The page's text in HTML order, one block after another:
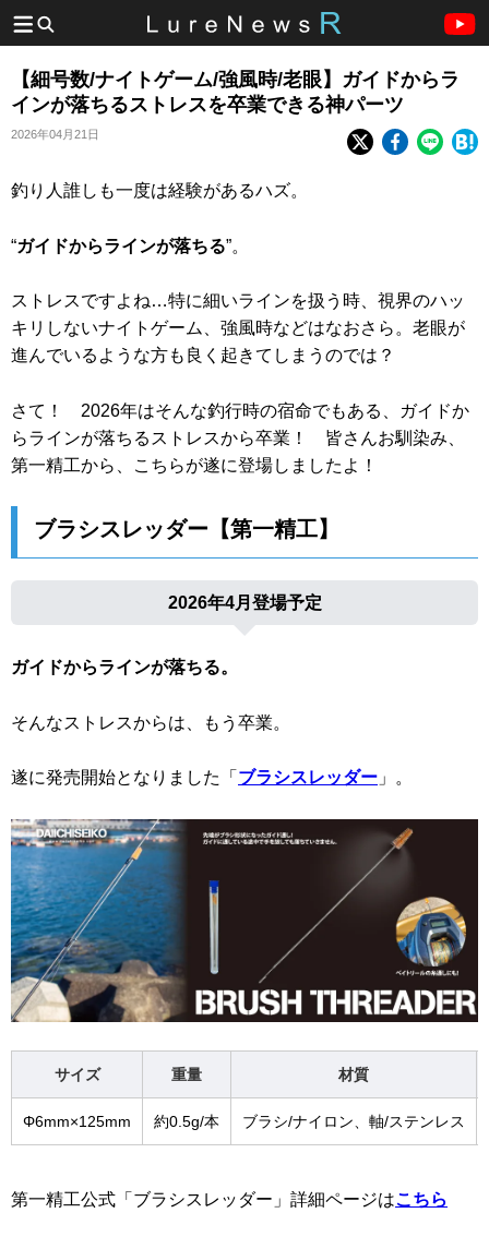
【細号数/ナイトゲーム/強風時/老眼】ガイドからラ
インが落ちるストレスを卒業できる神パーツ
2026年04月21日
釣り人誰しも一度は経験があるハズ。
“ガイドからラインが落ちる”。
ストレスですよね…特に細いラインを扱う時、視界のハッ
キリしないナイトゲーム、強風時などはなおさら。老眼が
進んでいるような方も良く起きてしまうのでは？
さて！ 2026年はそんな釣行時の宿命でもある、ガイドか
らラインが落ちるストレスから卒業！ 皆さんお馴染み、
第一精工から、こちらが遂に登場しましたよ！
ブラシスレッダー【第一精工】
2026年4月登場予定
ガイドからラインが落ちる。
そんなストレスからは、もう卒業。
遂に発売開始となりました「 ブラシスレッダー 」。
サイズ 重量 材質
Φ6mm×125mm 約0.5g/本 ブラシ/ナイロン、軸/ステンレス
第一精工公式「ブラシスレッダー」詳細ページはこちら